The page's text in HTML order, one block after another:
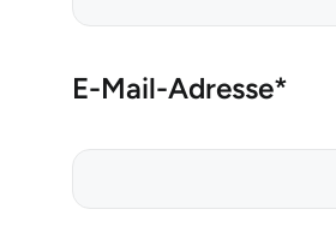
E-Mail-Adresse*